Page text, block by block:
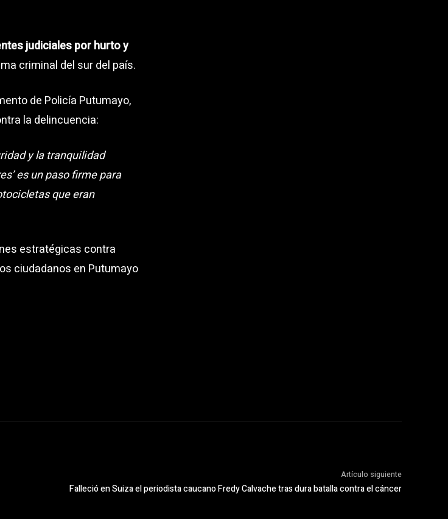
judiciales por hurto y
criminal del sur del país.
de Policía Putumayo,
la delincuencia:
y la tranquilidad
es un paso firme para
que eran
estratégicas contra
ciudadanos en Putumayo
Artículo siguiente
Falleció en Suiza el periodista caucano Fredy Calvache tras dura batalla contra el cáncer